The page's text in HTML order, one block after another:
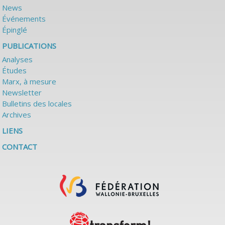
News
Événements
Épinglé
PUBLICATIONS
Analyses
Études
Marx, à mesure
Newsletter
Bulletins des locales
Archives
LIENS
CONTACT